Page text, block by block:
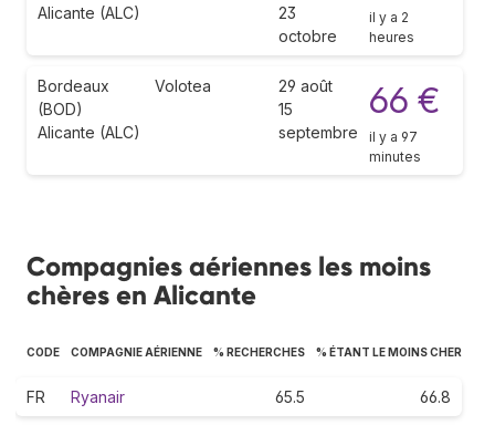
Alicante (ALC)
23
octobre
il y a 2
heures
Bordeaux
(BOD)
Alicante (ALC)
Volotea
29 août
15
septembre
66 €
il y a 97
minutes
Compagnies aériennes les moins
chères en Alicante
CODE COMPAGNIE AÉRIENNE % RECHERCHES % ÉTANT LE MOINS CHER
FR Ryanair 65.5 66.8